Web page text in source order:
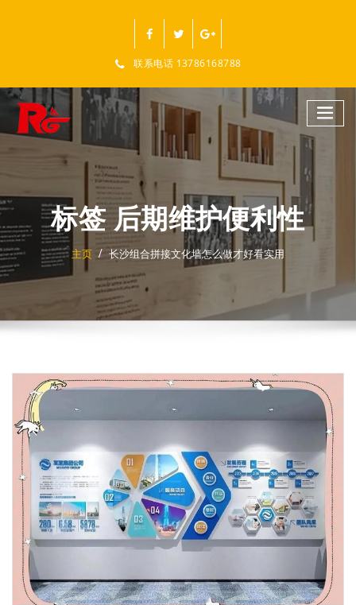
联系电话 13786168788
标签 后期维护便利性
主页 长沙组合拼接文化墙怎么做才好看实用